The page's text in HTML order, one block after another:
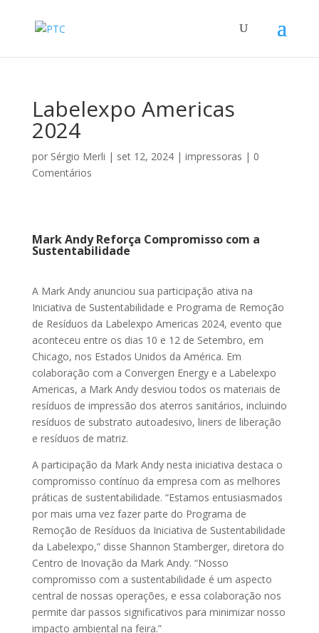
Labelexpo Americas
2024
por Sérgio Merli | set 12, 2024| impressoras | 0
Comentários
Mark Andy Reforça Compromisso com a
Sustentabilidade
A Mark Andy anunciou sua participação ativa na
Iniciativa de Sustentabilidade e Programa de Remoção
de Resíduos da Labelexpo Americas 2024, evento que
aconteceu entre os dias 10 e 12 de Setembro, em
Chicago, nos Estados Unidos da América. Em
colaboração com a Convergen Energy e a Labelexpo
Americas, a Mark Andy desviou todos os materiais de
resíduos de impressão dos aterros sanitários, incluindo
resíduos de substrato autoadesivo, liners de liberação
e resíduos de matriz.
A participação da Mark Andy nesta iniciativa destaca o
compromisso contínuo da empresa com as melhores
práticas de sustentabilidade. “Estamos entusiasmados
por mais uma vez fazer parte do Programa de
Remoção de Resíduos da Iniciativa de Sustentabilidade
da Labelexpo,” disse Shannon Stamberger, diretora do
Centro de Inovação da Mark Andy. “Nosso
compromisso com a sustentabilidade é um aspecto
central de nossas operações, e essa colaboração nos
permite dar passos significativos para minimizar nosso
impacto ambiental na feira.”